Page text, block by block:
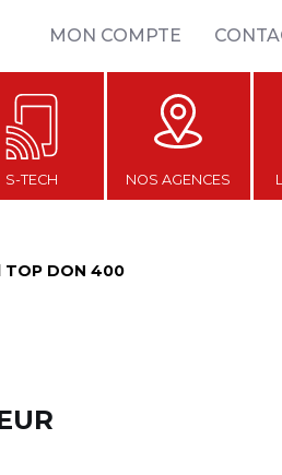
MON COMPTE
S-TECH NOS AGENCES
DON 400